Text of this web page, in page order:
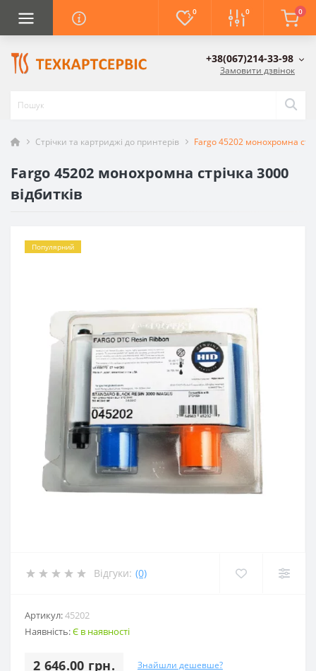
0 0 0
+38(067)214-33-98
Замовити дзвінок
Стрічки та картриджі до принтерів Fargo 45202 монохромна
Fargo 45202 монохромна стрічка 3000
відбитків
Популярний
Відгуки: (0)
Артикул:45202
Наявність:Є в наявності
2 646.00 грн. Знайшли дешевше?